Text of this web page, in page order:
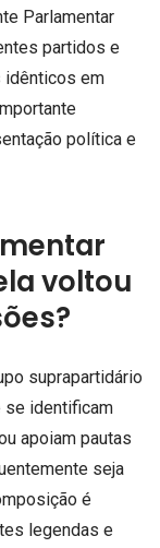
Parlamentar
partidos e
idênticos em
política e
voltou
suprapartidário
se identificam
apoiam pautas
seja
é
legendas e